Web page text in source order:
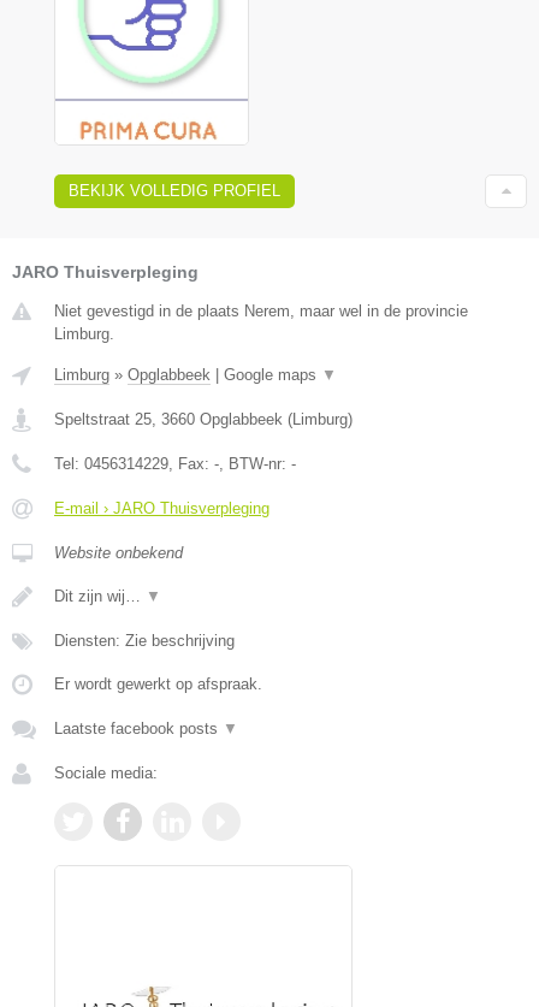
BEKIJK VOLLEDIG PROFIEL
JARO Thuisverpleging
Niet gevestigd in de plaats Nerem, maar wel in de provincie
Limburg.
Limburg » Opglabbeek Google maps ▼
Speltstraat 25, 3660 Opglabbeek (Limburg)
Tel: 0456314229, Fax: -, BTW-nr: -
E-mail › JARO Thuisverpleging
Website onbekend
Dit zijn wij… ▼
Diensten: Zie beschrijving
Er wordt gewerkt op afspraak.
Laatste facebook posts ▼
Sociale media: